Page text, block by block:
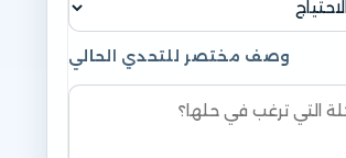
وصف مختصر للتحدي الحالي